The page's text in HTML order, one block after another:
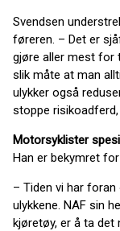
Svendsen
føreren. – Det er
gjøre aller mest for
slik måte at man
ulykker også
stoppe
Motorsyklister
Han er bekymret
– Tiden vi har
ulykkene. NAF sin
kjøretøy, er å ta det